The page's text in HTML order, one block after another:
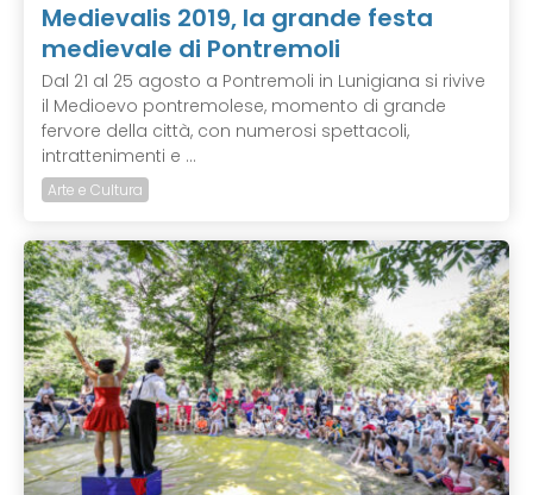
Medievalis 2019, la grande festa
medievale di Pontremoli
Dal 21 al 25 agosto a Pontremoli in Lunigiana si rivive
il Medioevo pontremolese, momento di grande
fervore della città, con numerosi spettacoli,
intrattenimenti e ...
Arte e Cultura